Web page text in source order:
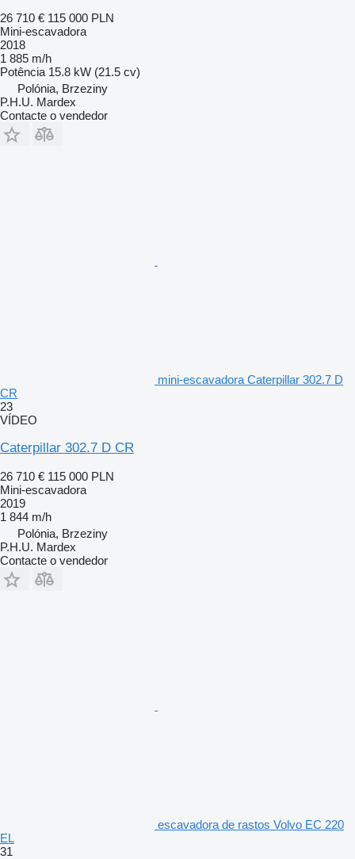
26 710 € 115 000 PLN
Mini-escavadora
2018
1 885 m/h
Potência 15.8 kW (21.5 cv)
Polónia, Brzeziny
P.H.U. Mardex
Contacte o vendedor
mini-escavadora Caterpillar 302.7 D
CR
23
VÍDEO
Caterpillar 302.7 D CR
26 710 € 115 000 PLN
Mini-escavadora
2019
1 844 m/h
Polónia, Brzeziny
P.H.U. Mardex
Contacte o vendedor
escavadora de rastos Volvo EC 220
EL
31